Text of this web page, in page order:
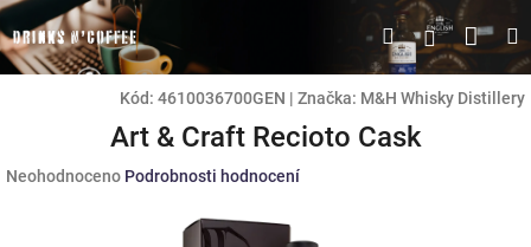
Přejít
na
obsah
HledatPřihlášení
Kód: 4610036700GEN | Značka: M&H Whisky Distillery
Art & Craft Recioto Cask
Průměrné
Neohodnoceno Podrobnosti hodnocení